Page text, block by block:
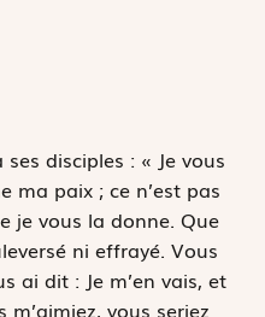
ses disciples : « Je vous
ma paix ; ce n’est pas
je vous la donne. Que
ni effrayé. Vous
ai dit : Je m’en vais, et
m’aimiez, vous seriez